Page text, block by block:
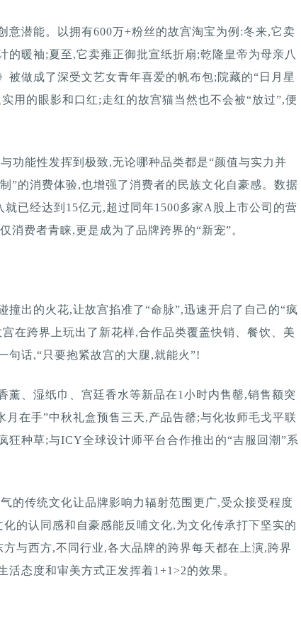
意潜能。以拥有600万+粉丝的故宫淘宝为例:冬来,它卖
的暖袖;夏至,它卖雍正御批宣纸折扇;乾隆皇帝为母亲八
被做成了深受文艺女青年喜爱的帆布包;院藏的“日月星
用的眼影和口红;走红的故宫猫当然也不会被“放过”,便
功能性发挥到极致,无论哪种品类都是“颜值与实力并
”的消费体验,也增强了消费者的民族文化自豪感。数据
就已经达到15亿元,超过同年1500多家A股上市公司的营
消费者青睐,更是成为了品牌跨界的“新宠”。
撞出的火花,让故宫掐准了“命脉”,迅速开启了自己的“疯
在跨界上玩出了新花样,合作品类覆盖快销、餐饮、美
句话,“只要抱紧故宫的大腿,就能火”!
薰、湿纸巾、宫廷香水等新品在1小时内售罄,销售额突
月在手”中秋礼盒预售三天,产品告罄;与化妆师毛戈平联
狂种草;与ICY全球设计师平台合作推出的“吉服回潮”系
的传统文化让品牌影响力辐射范围更广,受众接受程度
的认同感和自豪感能反哺文化,为文化传承打下坚实的
与西方,不同行业,各大品牌的跨界每天都在上演,跨界
活态度和审美方式正发挥着1+1>2的效果。